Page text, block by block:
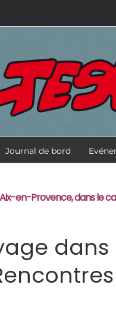
Journal de bord
en-Provence, dans le
dans